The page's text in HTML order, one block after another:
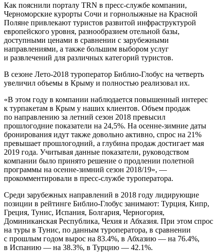
Как пояснили порталу TRN в пресс-службе компании,
Черноморские курорты Сочи и горнолыжные на Красной
Поляне привлекают туристов развитой инфраструктурой
европейского уровня, разнообразием отельной базы,
доступными ценами в сравнении с зарубежными
направлениями, а также большим выбором услуг
и развлечений для различных категорий туристов.
В сезоне Лето-2018 туроператор Библио-Глобус на четверть
увеличил объемы в Крыму и полностью реализовал их.
«В этом году в компании наблюдается повышенный интерес
к турпакетам в Крым у наших клиентов. Объем продаж
по направлению за летний сезон 2018 превысил
прошлогодние показатели на 24,5%. На осенне-зимние даты
бронирования идут также довольно активно, спрос на 21%
превышает прошлогодний, а глубина продаж достигает мая
2019 года. Учитывая данные показатели, руководством
компании было принято решение о продлении полетной
программы на осенне-зимний сезон 2018/19», —
прокомментировали в пресс-службе туроператора.
Среди зарубежных направлений в 2018 году лидирующие
позиции в рейтинге Библио-Глобус занимают: Турция, Кипр,
Греция, Тунис, Испания, Болгария, Черногория,
Доминиканская Республика, Чехия и Абхазия. При этом спрос
на туры в Тунис, по данным туроператора, в сравнении
с прошлым годом вырос на 83.4%, в Абхазию — на 76.4%,
в Испанию — на 38.3%, в Турцию — 42.1%.